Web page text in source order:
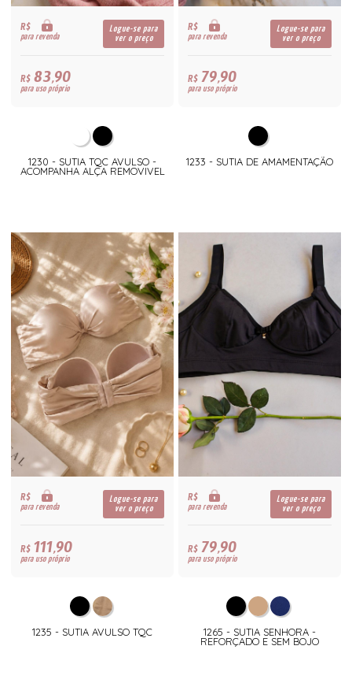
R$
para revenda
Logue-se para
ver o preço
R$83,90
para uso próprio
1230 - SUTIA TQC AVULSO -
ACOMPANHA ALÇA REMOVIVEL
R$
para revenda
Logue-se para
ver o preço
R$79,90
para uso próprio
1233 - SUTIA DE AMAMENTAÇÃO
R$
para revenda
Logue-se para
ver o preço
R$111,90
para uso próprio
1235 - SUTIA AVULSO TQC
R$
para revenda
Logue-se para
ver o preço
R$79,90
para uso próprio
1265 - SUTIA SENHORA -
REFORÇADO E SEM BOJO